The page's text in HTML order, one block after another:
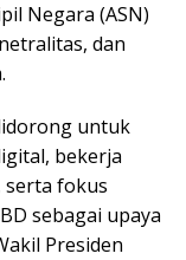
Negara (ASN)
dan
untuk
bekerja
serta fokus
sebagai upaya
Presiden